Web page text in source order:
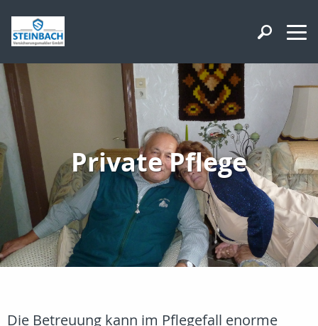
Private Pflege
Die Betreuung kann im Pflegefall enorme